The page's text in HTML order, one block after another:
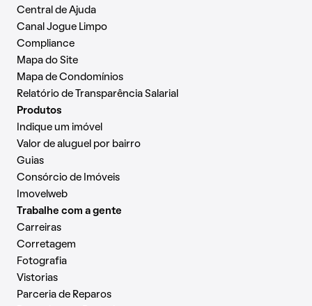
Central de Ajuda
Canal Jogue Limpo
Compliance
Mapa do Site
Mapa de Condomínios
Relatório de Transparência Salarial
Produtos
Indique um imóvel
Valor de aluguel por bairro
Guias
Consórcio de Imóveis
Imovelweb
Trabalhe com a gente
Carreiras
Corretagem
Fotografia
Vistorias
Parceria de Reparos